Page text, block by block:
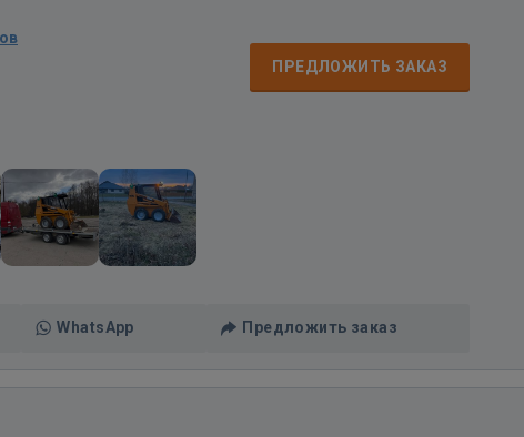
ПРЕДЛОЖИТЬ ЗАКАЗ
WhatsApp Предложить заказ